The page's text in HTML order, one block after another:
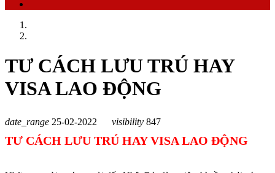
TƯ CÁCH LƯU TRÚ HAY
VISA LAO ĐỘNG
date_range 25-02-2022 visibility 847
TƯ CÁCH LƯU TRÚ HAY VISA LAO ĐỘNG